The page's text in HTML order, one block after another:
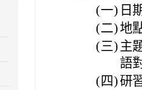
(一) 日
(二)地
(三) 主
語
(四)研